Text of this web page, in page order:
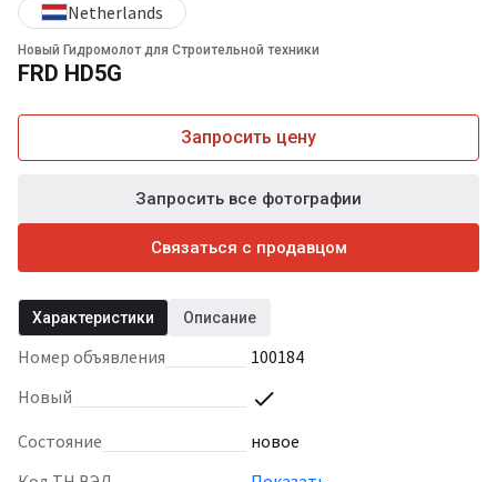
Новый Гидромолот для Строительной техники
FRD HD5G
Netherlands
Запросить цену
Запросить все фотографии
Связаться с продавцом
Характеристики Описание
Номер объявления
100184
Новый
Состояние
новое